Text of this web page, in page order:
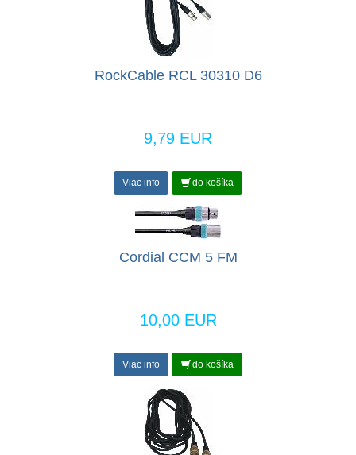
RockCable RCL 30310 D6
9,79 EUR
Viac info do košíka
Cordial CCM 5 FM
10,00 EUR
Viac info do košíka